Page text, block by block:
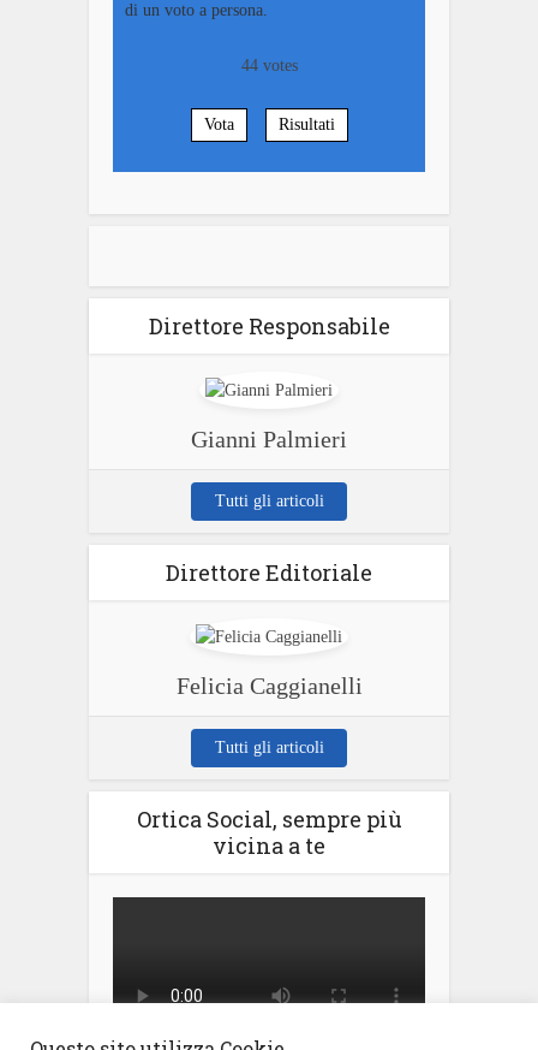
di un voto a persona.
44votes
Vota Risultati
Direttore Responsabile
Gianni Palmieri
Tutti gli articoli
Direttore Editoriale
Felicia Caggianelli
Tutti gli articoli
Ortica Social, sempre più
vicina a te